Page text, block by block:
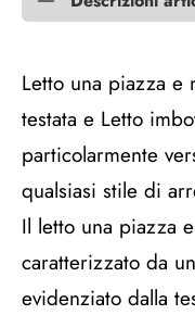
Letto una piazza e
testata e Letto
particolarmente
qualsiasi stile di
Il letto una piazza
caratterizzato da
evidenziato dalla